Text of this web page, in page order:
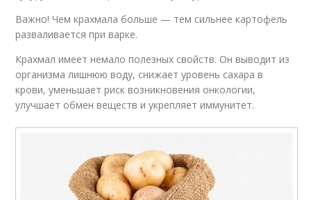
Важно! Чем крахмала больше — тем сильнее картофель
разваливается при варке.
Крахмал имеет немало полезных свойств. Он выводит из
организма лишнюю воду, снижает уровень сахара в
крови, уменьшает риск возникновения онкологии,
улучшает обмен веществ и укрепляет иммунитет.